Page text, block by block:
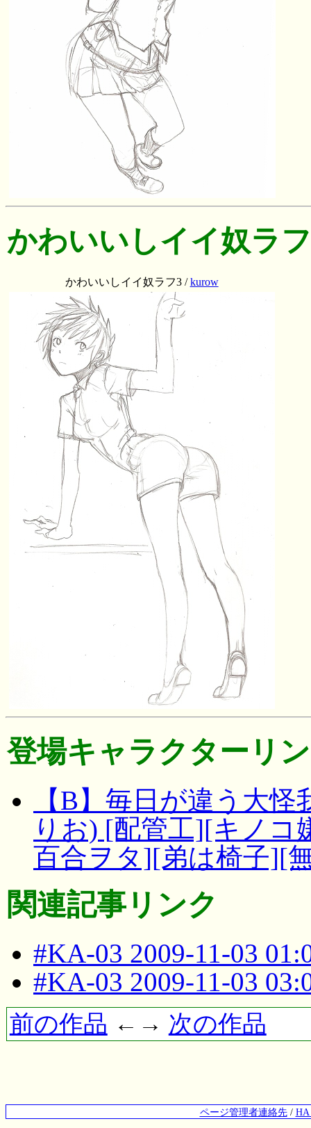
かわいいしイイ奴ラ
かわいいしイイ奴ラフ3 /kurow
登場キャラクターリ
【B】毎日が違う大
りお) [配管工][キノ
百合ヲタ][弟は椅子][
関連記事リンク
#KA-03 2009-11-03
#KA-03 2009-11-03
前の作品 ←→ 次の作品
ページ管理者連絡先/ HA